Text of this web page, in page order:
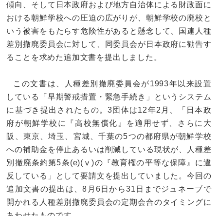
傾向、そして日本政府および地方自治体による財政面に
おける朝鮮学校への圧迫の広がりが、朝鮮学校の廃校と
いう被害をもたらす危険性があると懸念して、国連人種
差別撤廃委員会に対して、同委員会が日本政府に勧告す
ることを求めた追加文書を提出しました。
この文書は、人種差別撤廃委員会が1993年以来設置
している「早期警戒措置・緊急手続き」というシステム
に基づき提出されたもの。3団体は12年2月、「日本政
府が朝鮮学校に『高校無償化』を適用せず、さらに大
阪、東京、埼玉、宮城、千葉の5つの都府県が朝鮮学校
への補助金を停止あるいは削減している現状が、人種差
別撤廃条約第5条(e)(ⅴ)の『教育権の平等な保障』に違
反している」として要請文を提出していました。今回の
追加文書の提出は、8月6日から31日までジュネーブで
開かれる人種差別撤廃委員会の定期会合のタイミングに